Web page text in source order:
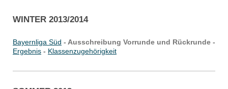
WINTER 2013/2014
Bayernliga Süd - Ausschreibung Vorrunde und Rückrunde -
Ergebnis - Klassenzugehörigkeit